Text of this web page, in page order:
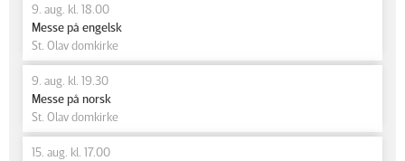
9. aug. kl. 18.00
Messe på engelsk
St. Olav domkirke
9. aug. kl. 19.30
Messe på norsk
St. Olav domkirke
15. aug. kl. 17.00